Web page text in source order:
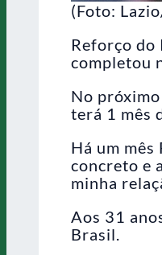
(Foto:
Reforço do
completou
No
terá 1 mês
Há um
concreto e
minha
Aos 31
Brasil.